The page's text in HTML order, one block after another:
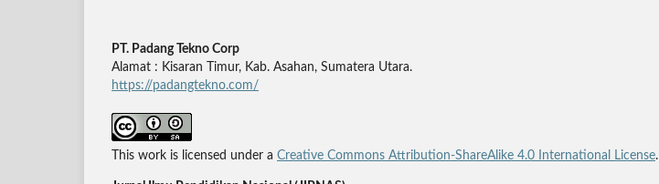
PT. Padang Tekno Corp
Alamat : Kisaran Timur, Kab. Asahan, Sumatera Utara.
https://padangtekno.com/
This work is licensed under a Creative Commons Attribution-ShareAlike 4.0 International License.